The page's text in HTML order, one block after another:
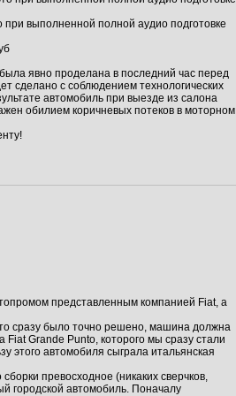
выполненной полной аудио подготовке
явно проделана в последний час перед
сделано с соблюдением технологических
автомобиль при выезде из салона
обилием коричневых потеков в моторном
представленным компанией Fiat, а
сразу было точно решено, машина должна
Grande Punto, которого мы сразу стали
этого автомобиля сыграла итальянская
превосходное (никаких сверчков,
городской автомобиль. Поначалу